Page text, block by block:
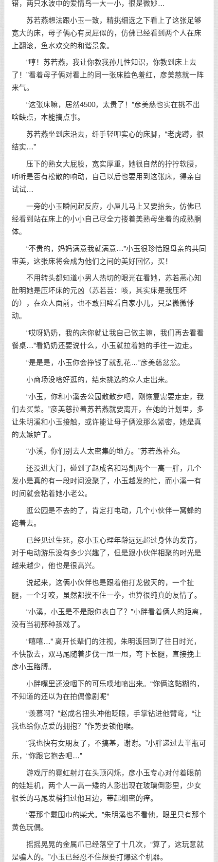
错，两只水波中的爱情鸟一大一小，很是微妙…
苏若燕想法跟小玉一致，精挑细选之下看上了这张足够
宽大的床，母子俩心有灵犀似的，仿佛已经看到两个人在床
上翻滚，鱼水欢交的和谐景象。
“哼！苏若燕，我让你教我孙儿性知识，你教到床上去
了！”看着母子俩对看上的同一张床脸色羞红，彦美慈就一阵
来气。
“这张床嘛，居然4500，太贵了！”彦美慈也实在挑不出
啥缺点，本能搞点事。
苏若燕坐到床沿去，纤手轻叩实心的床脚，“老虎蹲，很
结实…”
压下的熟女大屁股，宽实厚重，她很自然的拧拧软腰，
听听是否有松散的响动，自己以后也要用到这张床，得亲自
试试…
一旁的小玉瞬间起反应，小屌儿马上又要抬头，仿佛已
经看到站在床上的小小自己尽全力搂着美熟母坐着的成熟胴
体。
“不贵的，妈妈满意我就满意…”小玉很珍惜跟母亲的共同
审美，这张床将会成为他们之间的美好回忆，买！
不用转头都知道小男人热切的眼光在看她，苏若燕心知
肚明她是压坏床的元凶（苏若芸：咳，其实床是我压坏
的），在众人面前，也不敢回眸看自家小儿，只是微微悸
动。
“哎呀奶奶，我的床你就让我自己做主嘛，我们再去看看
餐桌…”看奶奶还要说什么，小玉就拉着她的手往一边走。
“是是是，小玉你会挣钱了就乱花…”彦美慈忿忿。
小商场没啥好逛的，结束挑选的众人走出来。
“小玉，你和小溪去公园散散步吧，刚恢复需要走走，我
们去买菜。”彦美慈拉着苏若燕就要离开，在她的计划里，多
让朱明溪和小玉接触，或许能让母子俩没那么紧密，她是真
的太嫉妒了。
“小溪，你们别去人太密集的地方。”苏若燕补充。
还没进大门，碰到了赵成名和冯凯两个一高一胖，几个
发小是真的有一段时间没聚了，小玉越发的忙，而小溪一有
时间就会粘着她小老公。
逛公园是不去的了，肯定打电动，几个小伙伴一窝蜂的
跑着去。
已经见过生死，彦小玉心理年龄远远超过身体的发育，
对于电动游乐没有多少兴趣了，但是跟小伙伴相聚的时光是
越来越少，他也是很高兴。
说起来，这俩小伙伴也是跟着他打龙傲天的，一个扯
腿，一个牙咬，虽然都挨不住一拳，也算很纯真的友情了。
“小溪，小玉是不是跟你表白了？”小胖看着俩人的距离，
没有当初那种孩戏了。
“嘻嘻…” 离开长辈们的注视，朱明溪回到了往日时光，
不快散去，双马尾随着步伐一甩一甩，弯下长腿，直接挽上
彦小玉胳膊。
小胖嘴里还没咽下的可乐噗地喷出来。“你俩这黏糊的，
不知道的还以为在拍偶像剧呢”
“羡慕啊？”赵成名扭头冲他眨眼，手掌钻进他臂弯，“让
我也给你点爱的拥抱？”作势要锁他喉。
“我也快有女朋友了，不搞基，谢谢。”小胖递过去半瓶可
乐，“你跟它抱去吧…”
游戏厅的霓虹射灯在头顶闪烁，彦小玉专心对付着眼前
的娃娃机，两个人一高一矮的人影出现在玻璃倒影里，少女
很长的马尾发梢扫过他耳边，带起细密的痒。
“要那个戴围巾的柴犬。”朱明溪也不看他，眼里只有那个
黄色玩偶。
摇摇晃晃的金属爪已经落空了十几次，“算了，这玩意就
是骗人的。”小玉已经忍不住想要打爆这个机器。